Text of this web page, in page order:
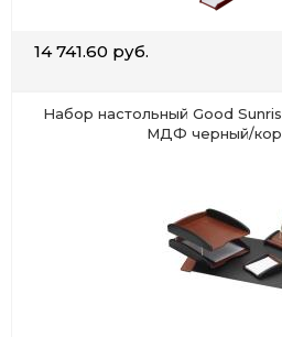
14 741.60 руб.
Набор настольный Good
МДФ черный/